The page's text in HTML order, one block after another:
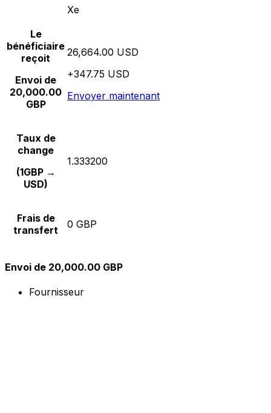
Xe
Le
bénéficiaire
reçoit
Envoi de
20,000.00
GBP
26,664.00 USD
+347.75 USD
Envoyer maintenant
Taux de
change
(1GBP →
USD)
1.333200
Frais de
transfert
0 GBP
Envoi de 20,000.00 GBP
Fournisseur